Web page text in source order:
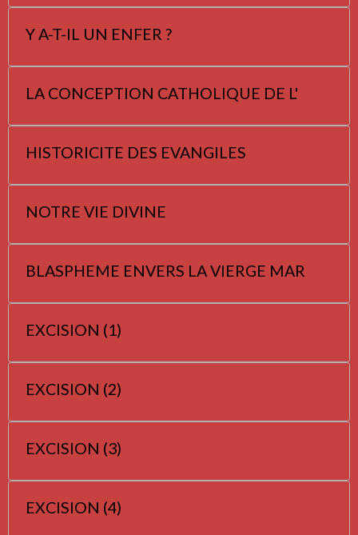
Y A-T-IL UN ENFER ?
LA CONCEPTION CATHOLIQUE DE L'
HISTORICITE DES EVANGILES
NOTRE VIE DIVINE
BLASPHEME ENVERS LA VIERGE MAR
EXCISION (1)
EXCISION (2)
EXCISION (3)
EXCISION (4)